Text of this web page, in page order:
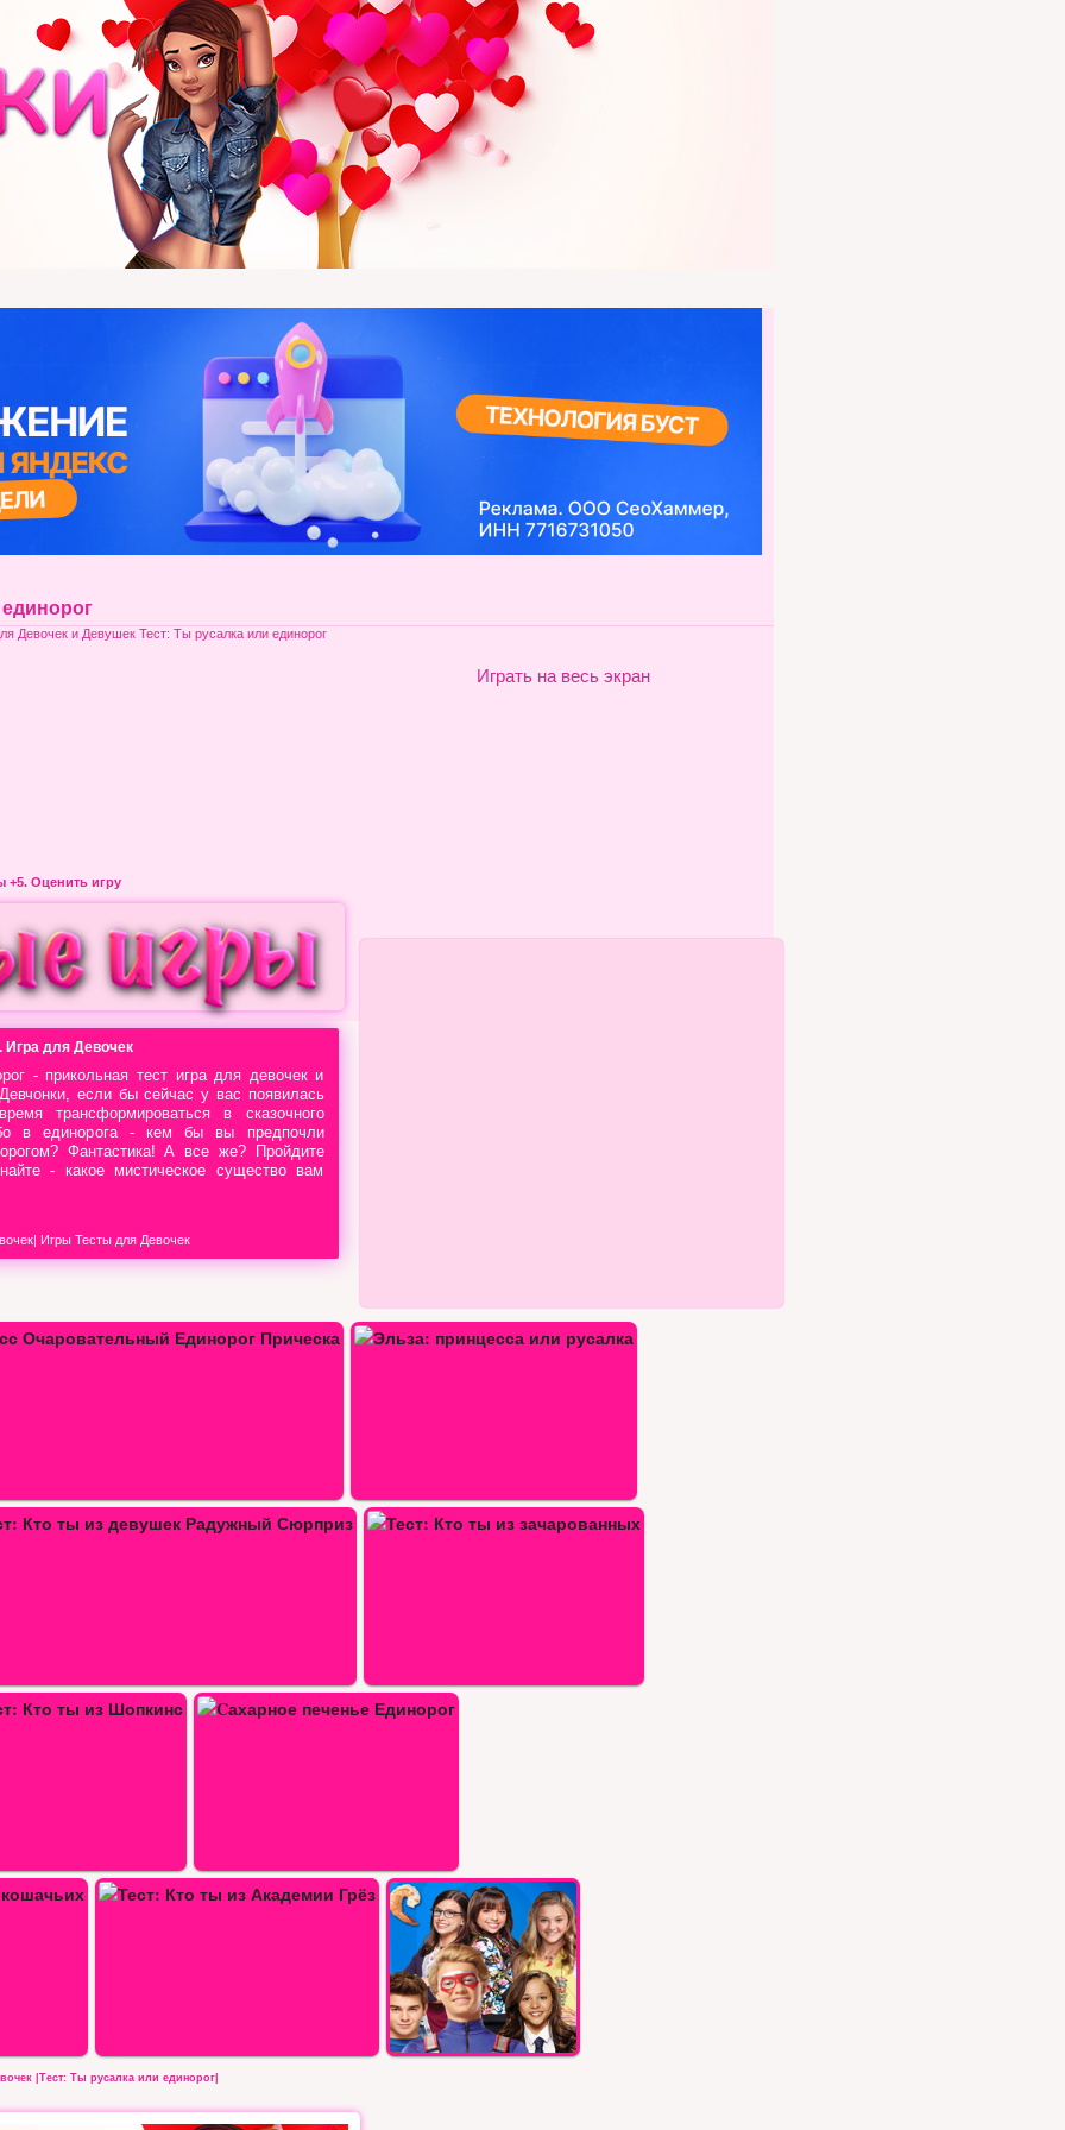
Девочек и Девушек Тест: Ты русалка или единорог
Играть на весь экран
+5. Оценить игру
Игра для Девочек
- прикольная тест игра для девочек и
если бы сейчас у вас появилась
трансформироваться в сказочного
в единорога - кем бы вы предпочли
Фантастика! А все же? Пройдите
- какое мистическое существо вам
| Игры Тесты для Девочек
Эльза: принцесса или русалка
Тест: Кто ты из зачарованных
Единорог
Самый вкусный тест
|Тест: Ты русалка или единорог|